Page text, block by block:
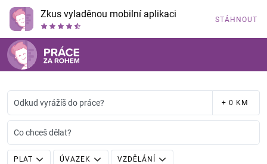
Zkus vyladěnou mobilní aplikaci STÁHNOUT
Odkud vyrážíš do práce? + 0 KM
Co chceš dělat?
PLAT ÚVAZEK VZDĚLÁNÍ